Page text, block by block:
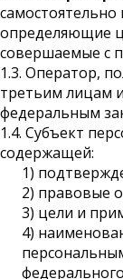
определяющие
совершаемые с
1.3. Оператор,
третьим лицам
федеральным
1.4. Субъект
содержащей:
1)
2) правовые
3) цели и
4)